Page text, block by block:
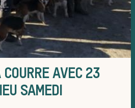
COURRE AVEC 23
SAMEDI